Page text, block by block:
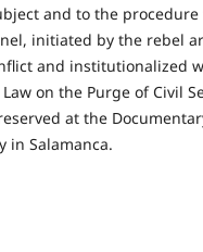
and to the
initiated by the rebel
and institutionalized
on the Purge of Civil
at the
in Salamanca.